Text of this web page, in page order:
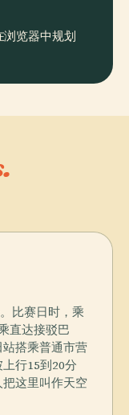
浏览器中规划
比赛日时，乘
直达接驳巴
搭乘普通市营
行15到20分
这里叫作天空